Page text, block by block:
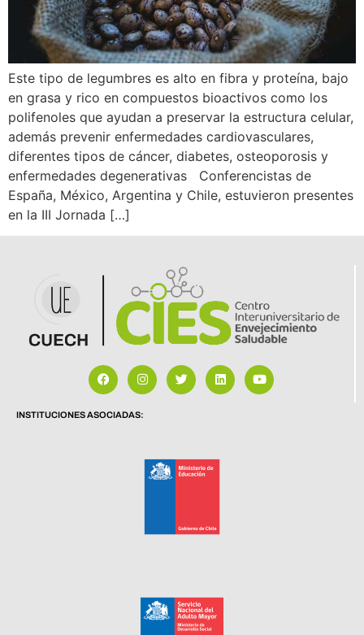
Este tipo de legumbres es alto en fibra y proteína, bajo
en grasa y rico en compuestos bioactivos como los
polifenoles que ayudan a preservar la estructura celular,
además prevenir enfermedades cardiovasculares,
diferentes tipos de cáncer, diabetes, osteoporosis y
enfermedades degenerativas Conferencistas de
España, México, Argentina y Chile, estuvieron presentes
en la III Jornada […]
INSTITUCIONES ASOCIADAS: